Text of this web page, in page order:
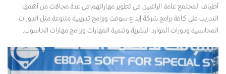
أطياف المجتمع عامة الراغبين في تطوير مهاراتهم في عدة مجالات من أهمها
التدريب على كافة برامج شركة إبداع سوفت وبرامج تدريبية متنوعة مثل الدورات
المحاسبية ودورات الموارد البشرية وتنمية المهارات وبرامج مهارات الحاسوب.